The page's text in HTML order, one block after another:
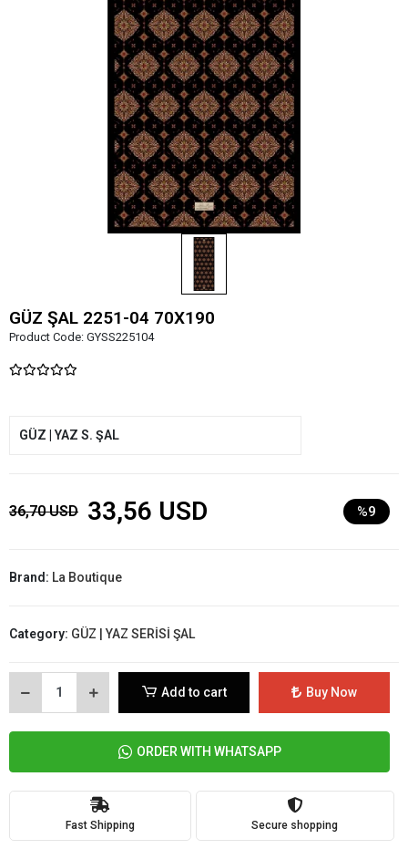
GÜZ ŞAL 2251-04 70X190
Product Code: GYSS225104
GÜZ | YAZ S. ŞAL
36,70 USD 33,56 USD %9
Brand: La Boutique
Category: GÜZ | YAZ SERİSİ ŞAL
Add to cart Buy Now
ORDER WITH WHATSAPP
Fast Shipping Secure shopping